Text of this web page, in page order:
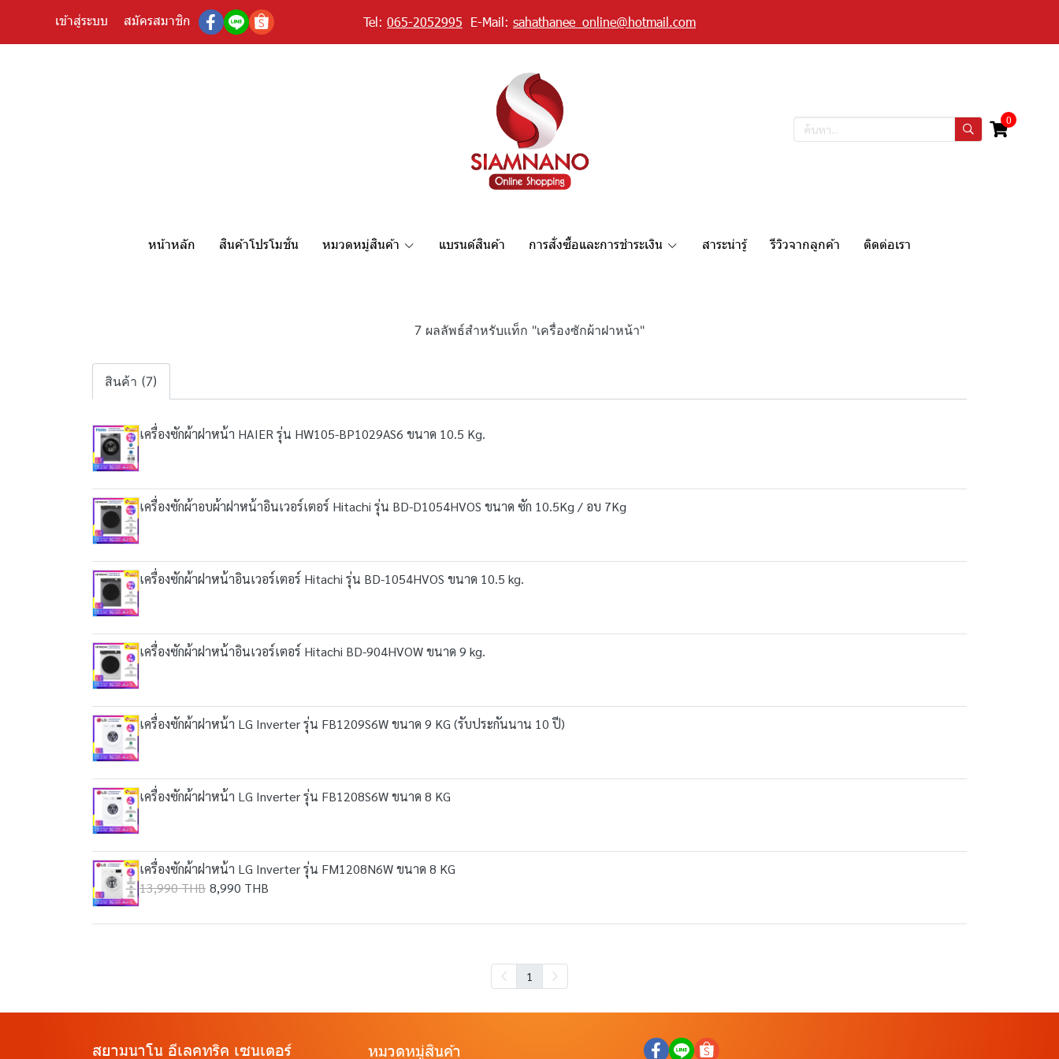
เข้าสู่ระบบ สมัครสมาชิก Tel: 065-2052995 E-Mail: sahathanee_online@hotmail.com
0
หน้าหลัก สินค้าโปรโมชั่น หมวดหมู่สินค้า แบรนด์สินค้า การสั่งซื้อและการชำระเงิน สาระน่ารู้ รีวิวจากลูกค้า ติดต่อเรา
7 ผลลัพธ์สำหรับแท็ก "เครื่องซักผ้าฝาหน้า"
สินค้า (7)
เครื่องซักผ้าฝาหน้า HAIER รุ่น HW105-BP1029AS6 ขนาด 10.5 Kg.
เครื่องซักผ้าอบผ้าฝาหน้าอินเวอร์เตอร์ Hitachi รุ่น BD-D1054HVOS ขนาด ซัก 10.5Kg / อบ 7Kg
เครื่องซักผ้าฝาหน้าอินเวอร์เตอร์ Hitachi รุ่น BD-1054HVOS ขนาด 10.5 kg.
เครื่องซักผ้าฝาหน้าอินเวอร์เตอร์ Hitachi BD-904HVOW ขนาด 9 kg.
เครื่องซักผ้าฝาหน้า LG Inverter รุ่น FB1209S6W ขนาด 9 KG (รับประกันนาน 10 ปี)
เครื่องซักผ้าฝาหน้า LG Inverter รุ่น FB1208S6W ขนาด 8 KG
เครื่องซักผ้าฝาหน้า LG Inverter รุ่น FM1208N6W ขนาด 8 KG
13,990 THB 8,990 THB
1
สยามนาโน อีเลคทริค เซนเตอร์ หมวดหมู่สินค้า